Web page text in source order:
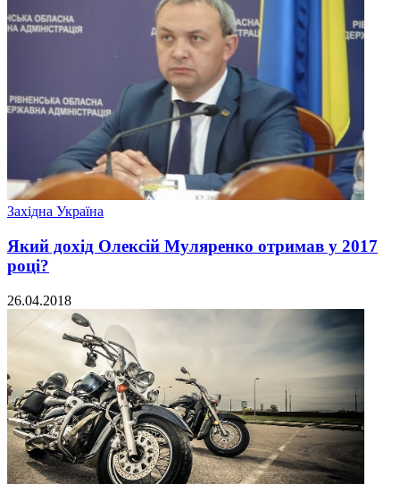
Західна Україна
Який дохід Олексій Муляренко отримав у 2017
році?
26.04.2018